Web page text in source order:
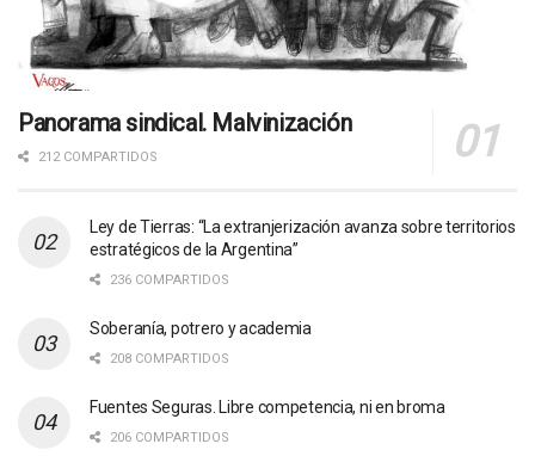
Panorama sindical. Malvinización
212 COMPARTIDOS
Ley de Tierras: “La extranjerización avanza sobre territorios
estratégicos de la Argentina”
236 COMPARTIDOS
Soberanía, potrero y academia
208 COMPARTIDOS
Fuentes Seguras. Libre competencia, ni en broma
206 COMPARTIDOS